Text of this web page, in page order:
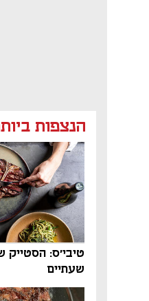
הנצפות
טיבי'ס: הסטייק
שעתיים